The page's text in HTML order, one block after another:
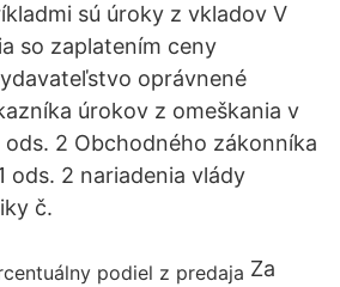
sú úroky z vkladov V
so zaplatením ceny
oprávnené
úrokov z omeškania v
2 Obchodného zákonníka
ods. 2 nariadenia vlády
č.
Za